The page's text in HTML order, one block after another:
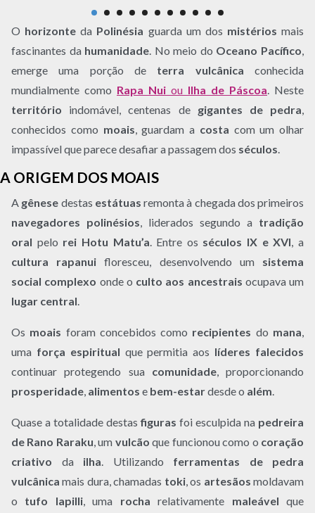
O horizonte da Polinésia guarda um dos mistérios mais
fascinantes da humanidade . No meio do Oceano Pacífico
emerge uma porção de terra vulcânica conhecida
mundialmente como Rapa Nui ou Ilha de Páscoa . Neste
território indomável, centenas de gigantes de pedra
conhecidos como moais , guardam a costa com um olhar
impassível que parece desafiar a passagem dos séculos
A ORIGEM DOS MOAIS
A gênese destas estátuas remonta à chegada dos primeiros
navegadores polinésios, liderados segundo a tradição
oral pelo rei Hotu Matu’a. Entre os séculos IX e XVI, a
cultura rapanui floresceu, desenvolvendo um sistema
social complexo onde o culto aos ancestrais ocupava um
lugar central.
Os moais foram concebidos como recipientes do mana,
uma força espiritual que permitia aos líderes falecidos
continuar protegendo sua comunidade, proporcionando
prosperidade, alimentos e bem-estardesde o além.
Quase a totalidade destasfiguras foi esculpida na pedreira
de Rano Raraku, um vulcão que funcionou como o coração
criativo da ilha. Utilizando ferramentas de pedra
vulcânica mais dura, chamadas toki, os artesãos moldavam
o tufo lapilli, uma rocha relativamente maleável que